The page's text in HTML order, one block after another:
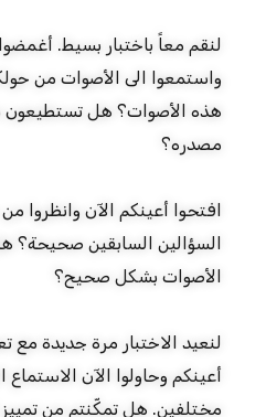
لنقم معاً باختبار بسيط.
واستمعوا الى الأصوات من
هذه الأصوات؟ هل
مصدره؟
افتحوا أعينكم الآن وانظروا
السؤالين السابقين صحيحة؟
الأصوات بشكل صحيح؟
لنعيد الاختبار مرة جديدة مع
أعينكم وحاولوا الآن
مختلفين. هل تمكّنتم من